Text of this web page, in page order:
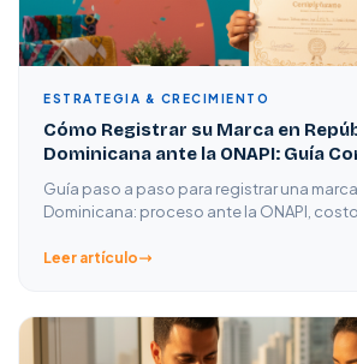
ESTRATEGIA & CRECIMIENTO
Cómo Registrar su Marca en
Dominicana ante la ONAPI: Guía
Guía paso a paso para registrar una
Dominicana: proceso ante la ONAPI,
Leer artículo